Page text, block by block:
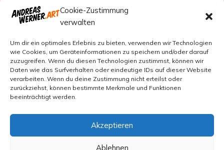
Cookie-Zustimmung
verwalten
Um dir ein optimales Erlebnis zu bieten, verwenden wir Technologien
wie Cookies, um Geräteinformationen zu speichern und/oder darauf
zuzugreifen. Wenn du diesen Technologien zustimmst, können wir
Daten wie das Surfverhalten oder eindeutige IDs auf dieser Website
verarbeiten. Wenn du deine Zustimmung nicht erteilst oder
zurückziehst, können bestimmte Merkmale und Funktionen
beeinträchtigt werden.
Akzeptieren
Ablehnen
Name, E-Mail-Adresse und Website in diesem Browser für
meinen nächsten Kommentar speichern.
Vorheriger
ZURÜCK
Datenschutz und Cookies: Diese Website verwendet Cookies.
Wenn du die Website weiterhin nutzt, stimmst du der Verwendung
von Cookies zu.